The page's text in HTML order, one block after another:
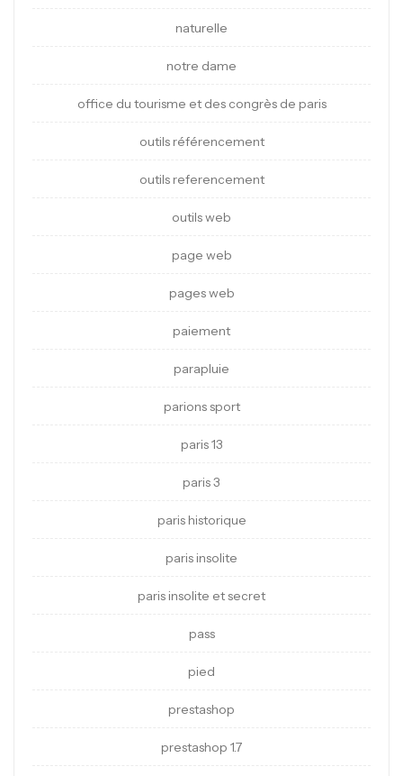
naturelle
notre dame
office du tourisme et des congrès de paris
outils référencement
outils referencement
outils web
page web
pages web
paiement
parapluie
parions sport
paris 13
paris 3
paris historique
paris insolite
paris insolite et secret
pass
pied
prestashop
prestashop 1.7